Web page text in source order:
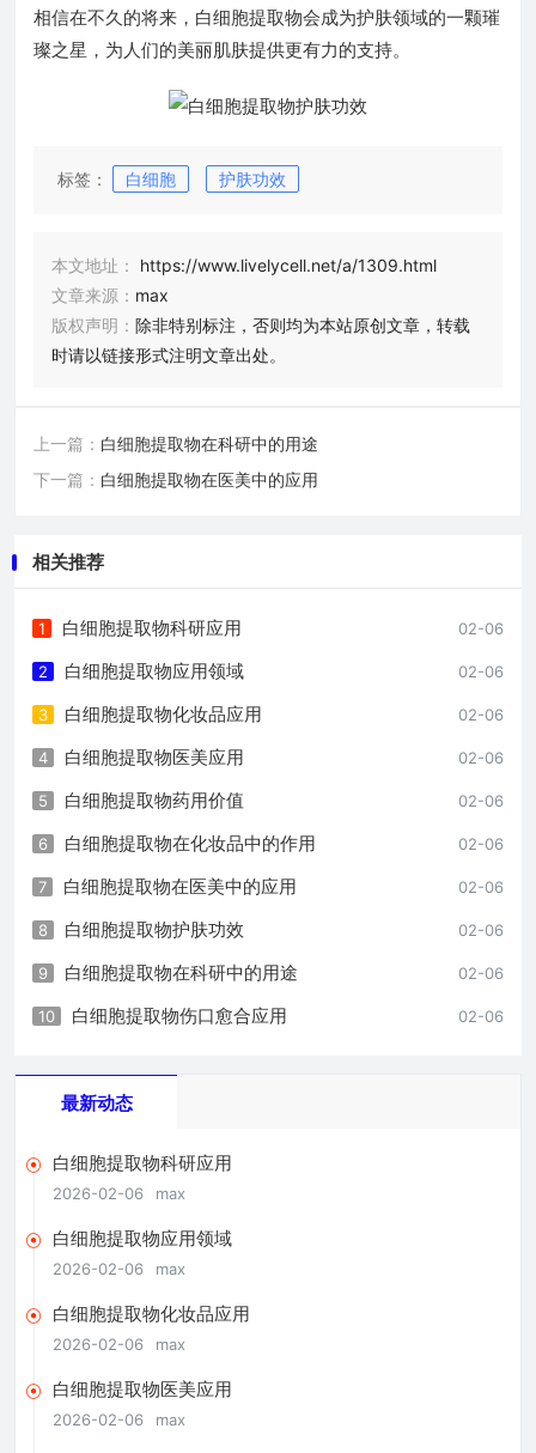
相信在不久的将来，白细胞提取物会成为护肤领域的一颗璀
璨之星，为人们的美丽肌肤提供更有力的支持。
标签： 白细胞 护肤功效
本文地址：
https://www.livelycell.net/a/1309.html
文章来源： max
版权声明： 除非特别标注，否则均为本站原创文章，转载
时请以链接形式注明文章出处。
上一篇： 白细胞提取物在科研中的用途
下一篇： 白细胞提取物在医美中的应用
相关推荐
02-06
1 白细胞提取物科研应用
02-06
2 白细胞提取物应用领域
02-06
3 白细胞提取物化妆品应用
02-06
4 白细胞提取物医美应用
02-06
5 白细胞提取物药用价值
02-06
6 白细胞提取物在化妆品中的作用
02-06
7 白细胞提取物在医美中的应用
02-06
8 白细胞提取物护肤功效
02-06
9 白细胞提取物在科研中的用途
02-06
10 白细胞提取物伤口愈合应用
最新动态
白细胞提取物科研应用
2026-02-06 max
白细胞提取物应用领域
2026-02-06 max
白细胞提取物化妆品应用
2026-02-06 max
白细胞提取物医美应用
2026-02-06 max